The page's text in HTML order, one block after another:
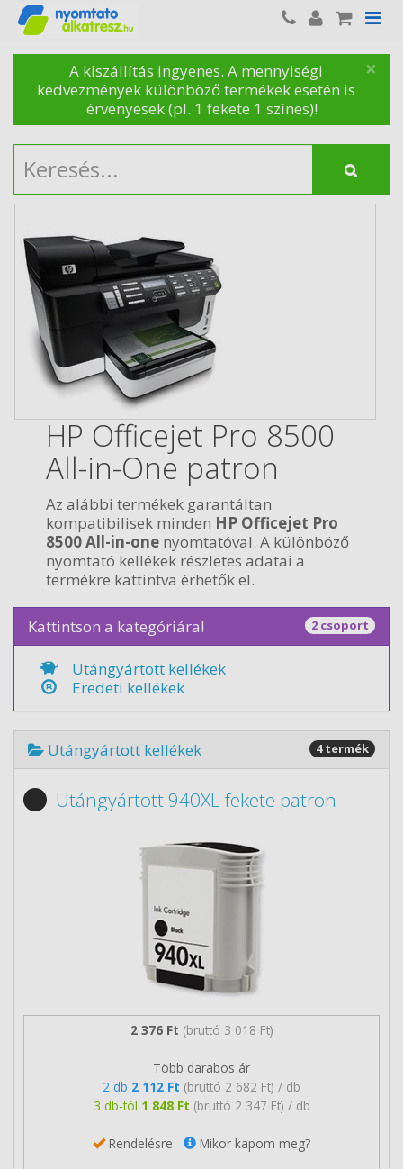
×
A kiszállítás ingyenes. A mennyiségi
kedvezmények különböző termékek esetén is
érvényesek (pl. 1 fekete 1 színes)!
HP Officejet Pro 8500
All-in-One patron
Az alábbi termékek garantáltan
kompatibilisek minden HP Officejet Pro
8500 All-in-one nyomtatóval. A különböző
nyomtató kellékek részletes adatai a
termékre kattintva érhetők el.
Kattintson a kategóriára! 2 csoport
Utángyártott kellékek
Eredeti kellékek
Utángyártott kellékek 4 termék
Utángyártott 940XL fekete patron
2 376 Ft (bruttó 3 018 Ft)
Több darabos ár
2 db 2 112 Ft (bruttó 2 682 Ft) / db
3 db-tól 1 848 Ft (bruttó 2 347 Ft) / db
Rendelésre Mikor kapom meg?